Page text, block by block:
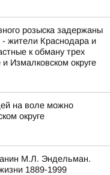
розыска задержаны
жители Краснодара и
к обману трех
Измалковском округе
на воле можно
округе
М.Л. Эндельман.
1889-1999